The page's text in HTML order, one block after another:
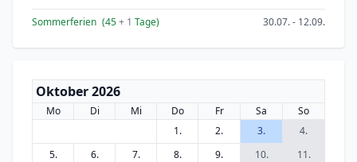
Sommerferien (45+ 1 Tage) 30.07. - 12.09.
Oktober 2026
Mo Di Mi Do Fr Sa
So
1.
2. 3.
4.
5.
6. 7. 8. 9. 10.
11.